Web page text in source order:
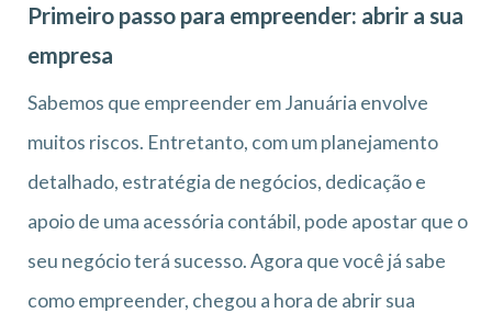
Primeiro passo para empreender: abrir a sua
empresa
Sabemos que empreender em Januária envolve
muitos riscos. Entretanto, com um planejamento
detalhado, estratégia de negócios, dedicação e
apoio de uma acessória contábil, pode apostar que o
seu negócio terá sucesso. Agora que você já sabe
como empreender, chegou a hora de abrir sua